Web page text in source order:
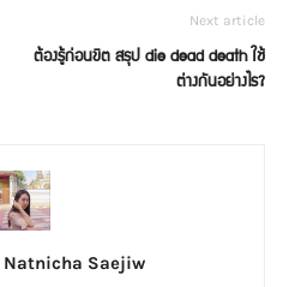
Next article
ต้องรู้ก่อนขิต สรุป die dead death ใช้
ต่างกันอย่างไร?
Natnicha Saejiw